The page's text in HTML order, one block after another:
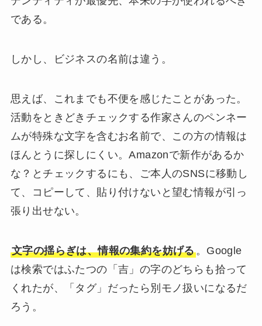
である。
しかし、ビジネスの名前は違う。
思えば、これまでも不便を感じたことがあった。
活動をときどきチェックする作家さんのペンネー
ムが特殊な文字を含むお名前で、この方の情報は
ほんとうに探しにくい。Amazonで新作があるか
な？とチェックするにも、ご本人のSNSに移動し
て、コピーして、貼り付けないと望む情報が引っ
張り出せない。
文字の揺らぎは、情報の集約を妨げる。Google
は検索ではふたつの「吉」の字のどちらも拾って
くれたが、「タグ」だったら別モノ扱いになるだ
ろう。